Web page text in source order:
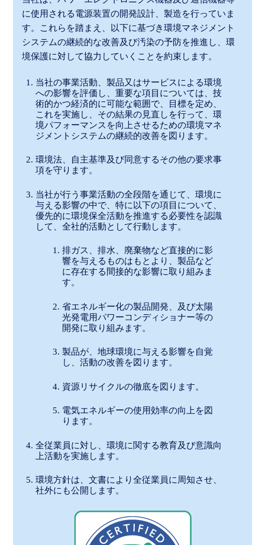
に使用される電源装置の開発設計、製造を行っていま
す。これらを踏まえ、以下に基づき環境マネジメント
システムの継続的な改善及び汚染の予防を推進し、環
境保護に対して協力していくことを約束します。
当社の事業活動、製品又はサービスによる環境
への影響を評価し、重要な項目については、技
術的かつ経済的に可能な範囲で、目標を定め、
これを実施し、その結果の見直しを行って、環
境パフォーマンスを向上させるための環境マネ
ジメントシステムの継続的改善を図ります。
環境法、自主基準及び同意するその他の要求事
項を守ります。
当社が行う事業活動の全段階を通じて、環境に
与える影響の中で、特に以下の項目について、
優先的に環境保全活動を推進する必要性を認識
して、全社的活動として行動します。
排ガス、排水、廃棄物など直接的に影
響を与えるものはもとより、製品など
に存在する間接的な影響に取り組みま
す。
省エネルギー化の製品開発、及び太陽
光発電用パワーコンディショナー等の
開発に取り組みます。
製品が、地球環境に与える影響を自覚
し、活動の改善を図ります。
資源リサイクルの徹底を図ります。
電気エネルギーの使用効率の向上を図
ります。
全従業員に対し、環境に関する教育及び意識向
上活動を実施します。
環境方針は、文書により全従業員に周知させ、
社外にも公開します。